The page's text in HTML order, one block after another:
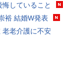
していること
裕 結婚W発表
老老介護に不安